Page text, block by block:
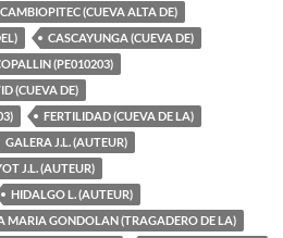
CAMBIOPITEC (CUEVA ALTA DE)
CASCAYUNGA (CUEVA DE)
(PE010203)
(CUEVA DE)
FERTILIDAD (CUEVA DE LA)
GALERA J.L. (AUTEUR)
J.L. (AUTEUR)
HIDALGO L. (AUTEUR)
MARIA GONDOLAN (TRAGADERO DE LA)